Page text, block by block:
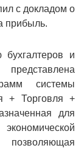
с докладом о
прибыль.
и
системы
+ Торговля +
для